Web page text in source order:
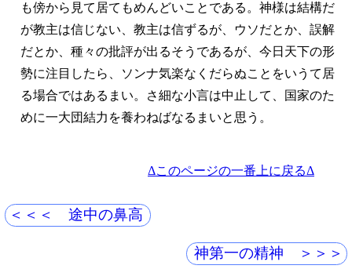
も傍から見て居てもめんどいことである。神様は結構だ
が教主は信じない、教主は信ずるが、ウソだとか、誤解
だとか、種々の批評が出るそうであるが、今日天下の形
勢に注目したら、ソンナ気楽なくだらぬことをいうて居
る場合ではあるまい。さ細な小言は中止して、国家のた
めに一大団結力を養わねばなるまいと思う。
Δこのページの一番上に戻るΔ
＜＜＜ 途中の鼻高
神第一の精神 ＞＞＞